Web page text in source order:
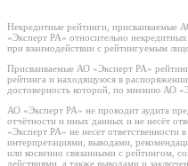
Некредитные рейтинги,
«Эксперт РА» относительно
при взаимодействии с рейтингуемым
Присваиваемые АО «Эксперт РА»
рейтинга и находящуюся в
достоверность которой, по мнению АО
АО «Эксперт РА» не проводит аудита
отчётности и иных данных и не несёт
«Эксперт РА» не несет ответственности
интерпретациями, выводами,
или косвенно связанными с рейтингом,
действиями, а также выводами и